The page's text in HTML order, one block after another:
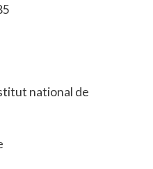
national de